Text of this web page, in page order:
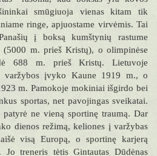
smūgiuoja vienas kitam tik
ringe, apjuostame virvėmis. Tai
į boksą kumštynių rastume
(5000 m. prieš Kristų), o olimpinėse
688 m. prieš Kristų. Lietuvoje
varžybos įvyko Kaune 1919 m., o
m. Pamokoje mokiniai išgirdo bei
sportas, net pavojingas sveikatai.
ne vieną sportinę traumą. Dar
dienos režimą, keliones į varžybas
visą Europą, o sportinę karjerą
treneris tėtis Gintautas Dūdėnas